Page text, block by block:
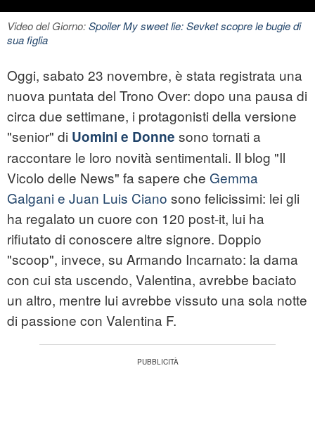
Video del Giorno:Spoiler My sweet lie: Sevket scopre le bugie di
sua figlia
Oggi, sabato 23 novembre, è stata registrata una
nuova puntata del Trono Over: dopo una pausa di
circa due settimane, i protagonisti della versione
"senior" di Uomini e Donne sono tornati a
raccontare le loro novità sentimentali. Il blog "Il
Vicolo delle News" fa sapere che Gemma
Galgani e Juan Luis Ciano sono felicissimi: lei gli
ha regalato un cuore con 120 post-it, lui ha
rifiutato di conoscere altre signore. Doppio
"scoop", invece, su Armando Incarnato: la dama
con cui sta uscendo, Valentina, avrebbe baciato
un altro, mentre lui avrebbe vissuto una sola notte
di passione con Valentina F.